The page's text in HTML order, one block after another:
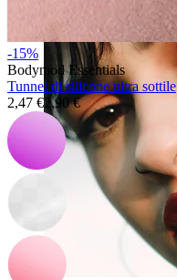
-15%
Bodymod Essentials
Tunnel di silicone ultra sottile
2,47 €2,90 €